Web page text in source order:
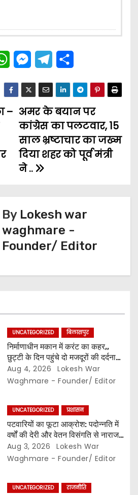
W
a
t
M
s
s
e
n
r
l
e
g
r
a
a
r
e
अमर के बयान पर
कांग्रेस का पलटवार, 15
साल भ्रष्टाचार का जख्म
दिया शहर को पूर्व मंत्री
ने ..
–
By Lokesh war
waghmare -
Founder/ Editor
UNCATEGORIZED बिलासपुर
निर्माणाधीन मकान में करंट का कहर,,
छुट्टी के दिन पहुंचे दो मजदूरों की दर्दनाक
मौत,, सुरक्षा इंतजामों पर उठे सवाल…
Aug 4, 2026
Lokesh War
Waghmare - Founder/ Editor
UNCATEGORIZED प्रशासन
पटवारियों का फूटा आक्रोश: पदोन्नति में
वर्षों की देरी और वेतन विसंगति से नाराज,,
संघ ने कलेक्टर से की तत्काल कार्रवाई की
मांग…
Aug 3, 2026
Lokesh War
Waghmare - Founder/ Editor
UNCATEGORIZED राजनीति